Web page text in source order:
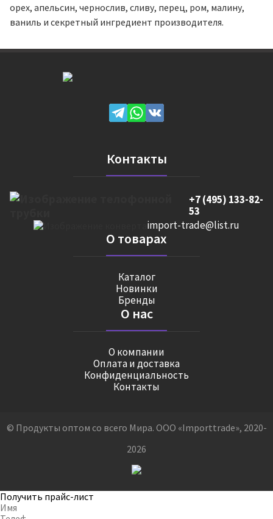
орех, апельсин, чернослив, сливу, перец, ром, малину,
ваниль и секретный ингредиент производителя.
Контакты
+7 (495) 133-82-
53
import-trade@list.ru
О товарах
Каталог
Новинки
Бренды
О нас
О компании
Оплата и доставка
Конфиденциальность
Контакты
© Продукты оптом со всего Мира. ООО «Importtrade», 2020-
2026
Получить прайс-лист